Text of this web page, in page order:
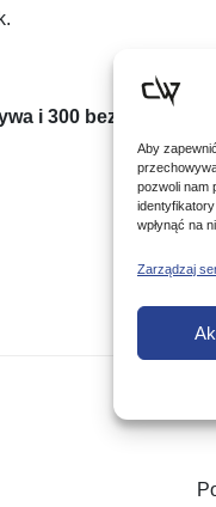
Aby
pozwoli nam
wpłynąć na
Zarządzaj
i 300 bez pokrywy